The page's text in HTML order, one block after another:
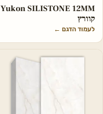
Yukon SILISTONE 12MM
קוורץ
לעמוד הדגם ←